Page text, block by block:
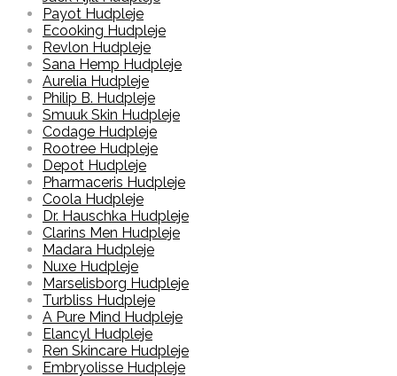
Payot Hudpleje
Ecooking Hudpleje
Revlon Hudpleje
Sana Hemp Hudpleje
Aurelia Hudpleje
Philip B. Hudpleje
Smuuk Skin Hudpleje
Codage Hudpleje
Rootree Hudpleje
Depot Hudpleje
Pharmaceris Hudpleje
Coola Hudpleje
Dr. Hauschka Hudpleje
Clarins Men Hudpleje
Madara Hudpleje
Nuxe Hudpleje
Marselisborg Hudpleje
Turbliss Hudpleje
A Pure Mind Hudpleje
Elancyl Hudpleje
Ren Skincare Hudpleje
Embryolisse Hudpleje